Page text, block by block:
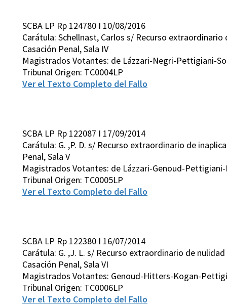
SCBA LP Rp 124780 I 10/08/2016
Carátula: Schellnast, Carlos s/ Recurso
Casación Penal, Sala IV
Magistrados Votantes: de Lázzari-Negri-Pettigiani-
Tribunal Origen: TC0004LP
Ver el Texto Completo del Fallo
SCBA LP Rp 122087 I 17/09/2014
Carátula: G. ,P. D. s/ Recurso extraordinario de
Penal, Sala V
Magistrados Votantes: de Lázzari-Genoud-
Tribunal Origen: TC0005LP
Ver el Texto Completo del Fallo
SCBA LP Rp 122380 I 16/07/2014
Carátula: G. ,J. L. s/ Recurso extraordinario de
Casación Penal, Sala VI
Magistrados Votantes: Genoud-Hitters-Kogan-
Tribunal Origen: TC0006LP
Ver el Texto Completo del Fallo